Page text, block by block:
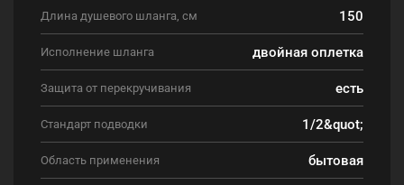
Длина душевого шланга, см 150
Исполнение шланга двойная оплетка
Защита от перекручивания есть
Стандарт подводки 1/2&quot;
Область применения бытовая